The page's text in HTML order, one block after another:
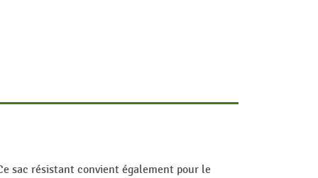
sac résistant convient également pour le